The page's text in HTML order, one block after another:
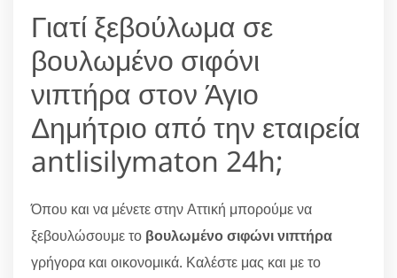
Γιατί ξεβούλωμα σε
βουλωμένο σιφόνι
νιπτήρα στον Άγιο
Δημήτριο από την εταιρεία
antlisilymaton 24h;
Όπου και να μένετε στην Αττική μπορούμε να
ξεβουλώσουμε το βουλωμένο σιφώνι νιπτήρα
γρήγορα και οικονομικά. Καλέστε μας και με το